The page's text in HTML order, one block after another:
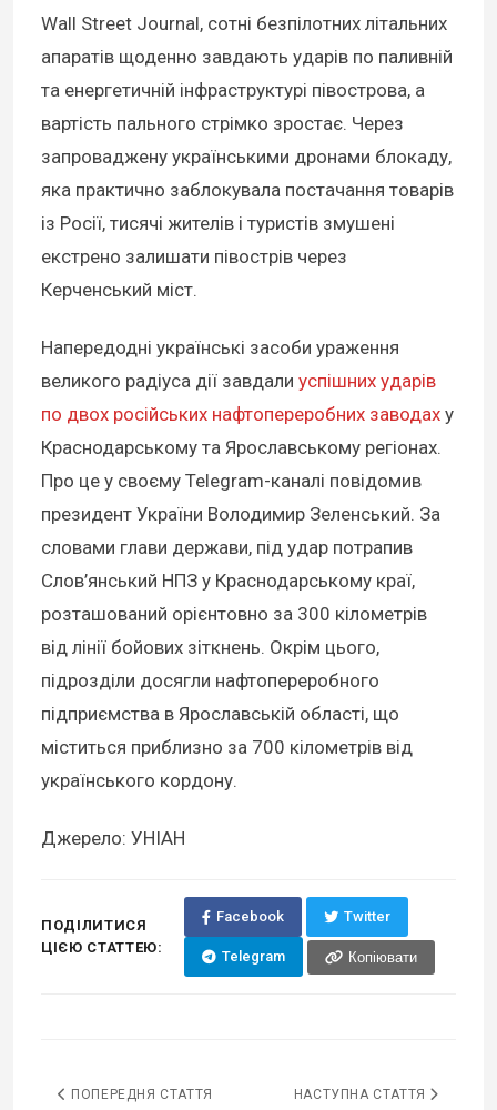
Wall Street Journal, сотні безпілотних літальних
апаратів щоденно завдають ударів по паливній
та енергетичній інфраструктурі півострова, а
вартість пального стрімко зростає. Через
запроваджену українськими дронами блокаду,
яка практично заблокувала постачання товарів
із Росії, тисячі жителів і туристів змушені
екстрено залишати півострів через
Керченський міст.
Напередодні українські засоби ураження
великого радіуса дії завдали успішних ударів
по двох російських нафтопереробних заводах у
Краснодарському та Ярославському регіонах.
Про це у своєму Telegram-каналі повідомив
президент України Володимир Зеленський. За
словами глави держави, під удар потрапив
Слов’янський НПЗ у Краснодарському краї,
розташований орієнтовно за 300 кілометрів
від лінії бойових зіткнень. Окрім цього,
підрозділи досягли нафтопереробного
підприємства в Ярославській області, що
міститься приблизно за 700 кілометрів від
українського кордону.
Джерело: УНІАН
ПОДІЛИТИСЯ
ЦІЄЮ СТАТТЕЮ:
Facebook Twitter
Telegram Копіювати
ПОПЕРЕДНЯ СТАТТЯ НАСТУПНА СТАТТЯ